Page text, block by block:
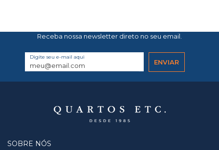
Receba nossa newsletter direto no seu email.
Digite seu e-mail aqui
SOBRE NÓS